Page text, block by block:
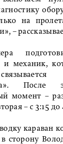
на
–
и механик,
После
момент –
– с 3:15 до
караван
сторону